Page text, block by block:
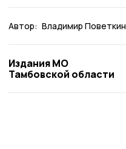
Автор: Владимир Поветкин
Издания МО
Тамбовской области